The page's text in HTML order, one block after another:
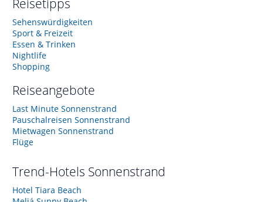
Reisetipps
Sehenswürdigkeiten
Sport & Freizeit
Essen & Trinken
Nightlife
Shopping
Reiseangebote
Last Minute Sonnenstrand
Pauschalreisen Sonnenstrand
Mietwagen Sonnenstrand
Flüge
Trend-Hotels Sonnenstrand
Hotel Tiara Beach